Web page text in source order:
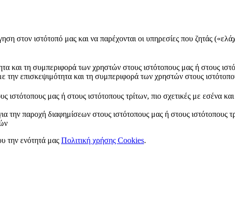
στον ιστότοπό μας και να παρέχονται οι υπηρεσίες που ζητάς
και τη συμπεριφορά των χρηστών στους ιστότοπους μας ή στους
την επισκεψιμότητα και τη συμπεριφορά των χρηστών στους
ιστότοπους μας ή στους ιστότοπους τρίτων, πιο σχετικές με εσένα
την παροχή διαφημίσεων στους ιστότοπους μας ή στους ιστότοπους
την ενότητά μας Πολιτική χρήσης Cookies.